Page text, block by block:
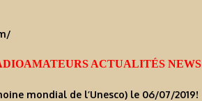
ACTUALITÉS NEWS
mondial de l’Unesco) le 06/07/2019!